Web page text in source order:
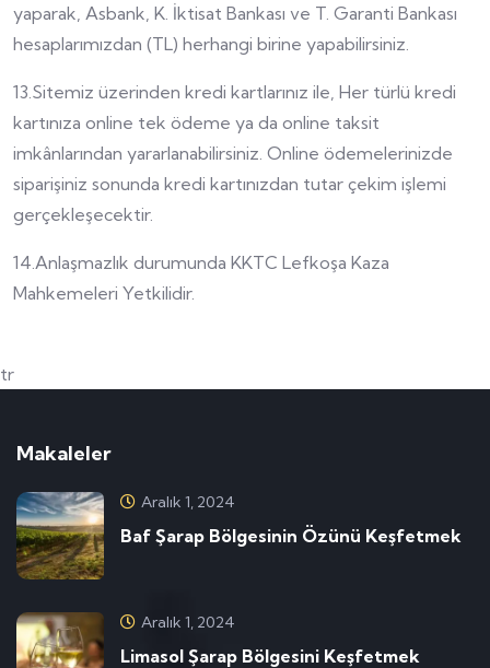
yaparak, Asbank, K. İktisat Bankası ve T. Garanti Bankası
hesaplarımızdan (TL) herhangi birine yapabilirsiniz.
13.Sitemiz üzerinden kredi kartlarınız ile, Her türlü kredi
kartınıza online tek ödeme ya da online taksit
imkânlarından yararlanabilirsiniz. Online ödemelerinizde
siparişiniz sonunda kredi kartınızdan tutar çekim işlemi
gerçekleşecektir.
14.Anlaşmazlık durumunda KKTC Lefkoşa Kaza
Mahkemeleri Yetkilidir.
tr
Makaleler
Aralık 1, 2024
Baf Şarap Bölgesinin Özünü Keşfetmek
Aralık 1, 2024
Limasol Şarap Bölgesini Keşfetmek